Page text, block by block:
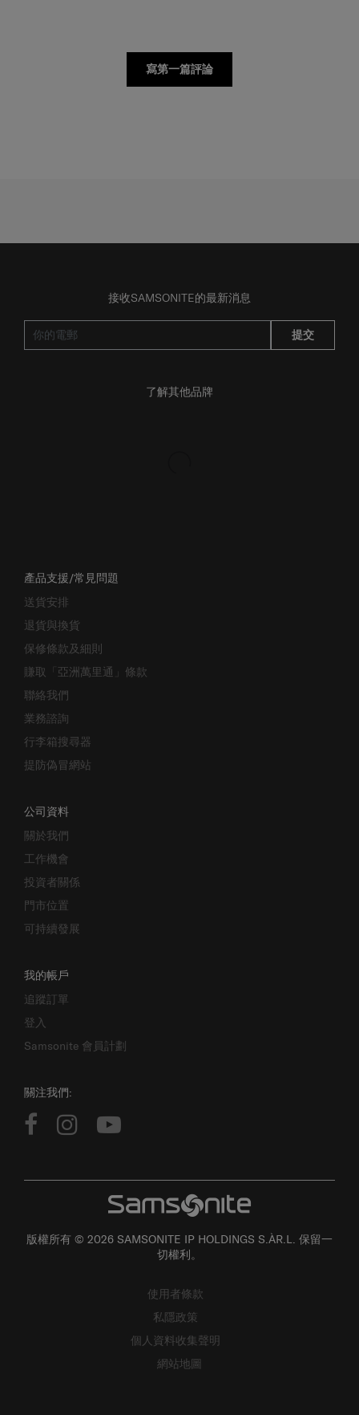
寫第一篇評論
接收SAMSONITE的最新消息
提交
了解其他品牌
產品支援/常見問題
送貨安排
退貨與換貨
保修條款及細則
賺取「亞洲萬里通」條款
聯絡我們
業務諮詢
行李箱搜尋器
提防偽冒網站
公司資料
關於我們
工作機會
投資者關係
門市位置
可持續發展
我的帳戶
追蹤訂單
登入
Samsonite 會員計劃
關注我們:
版權所有 © 2026 SAMSONITE IP HOLDINGS S.ÀR.L. 保留一
切權利。
使用者條款
私隱政策
個人資料收集聲明
網站地圖